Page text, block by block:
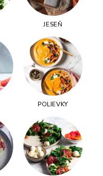
JESEŇ
POLIEVKY